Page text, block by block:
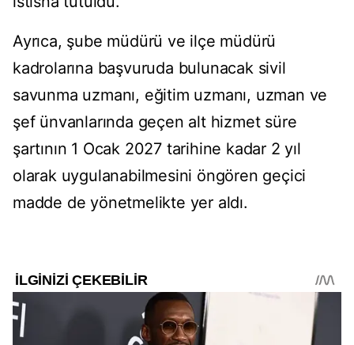
Ayrıca, şube müdürü ve ilçe müdürü
kadrolarına başvuruda bulunacak sivil
savunma uzmanı, eğitim uzmanı, uzman ve
şef ünvanlarında geçen alt hizmet süre
şartının 1 Ocak 2027 tarihine kadar 2 yıl
olarak uygulanabilmesini öngören geçici
madde de yönetmelikte yer aldı.